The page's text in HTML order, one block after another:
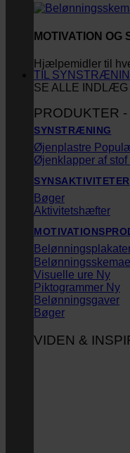
MOTIVATION OG
Hjælpemidler til
SE ALLE INDLÆG
TIL
PRODUKTER
SYNSTRÆNING
Øjenplastre
Øjenklapper af stof
SYNSAKTIVITETER
Bøger
Aktivitetshæfter
Visuelle ure
Piktogrammer
Belønningsgaver
Bøger
VIDEN &